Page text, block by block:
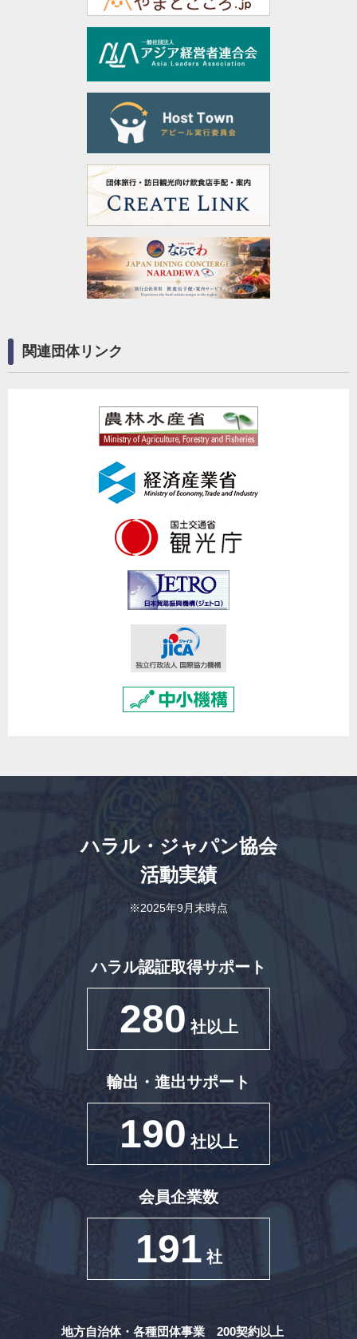
関連団体リンク
ハラル・ジャパン協会
活動実績
※2025年9月末時点
ハラル認証取得サポート
280 社以上
輸出・進出サポート
190 社以上
会員企業数
191 社
地方自治体・各種団体事業 200契約以上